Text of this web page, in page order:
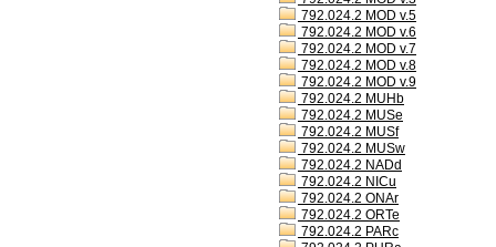
792.024.2 MOD v.5
792.024.2 MOD v.6
792.024.2 MOD v.7
792.024.2 MOD v.8
792.024.2 MOD v.9
792.024.2 MUHb
792.024.2 MUSe
792.024.2 MUSf
792.024.2 MUSw
792.024.2 NADd
792.024.2 NICu
792.024.2 ONAr
792.024.2 ORTe
792.024.2 PARc